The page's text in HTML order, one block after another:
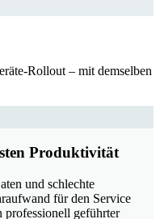
Rollout – mit demselben
Produktivität
und schlechte
für den Service
professionell geführter